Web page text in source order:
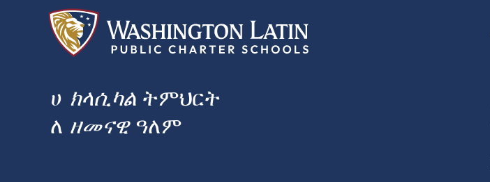
ሀ ክላሲካልትምህርት
ለ ዘመናዊዓለም